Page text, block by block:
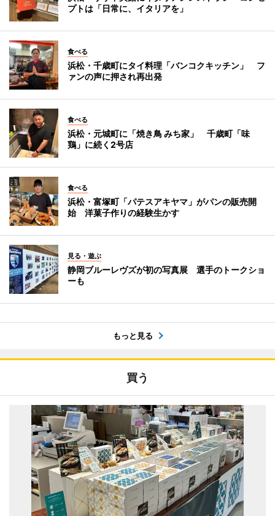
プトは「日常に、イタリアを」
食べる
浜松・千歳町にタイ料理「バンコクキッチン」 フ
ァンの声に押され再出発
食べる
浜松・元城町に「焼き鳥 みち家」 千歳町「味
鶏」に続く2号店
食べる
浜松・富塚町「パテスアキヤマ」がパンの販売開
始 洋菓子作りの経験生かす
見る・遊ぶ
静岡ブルーレヴズが初の写真展 選手のトークショ
ーも
もっと見る
買う